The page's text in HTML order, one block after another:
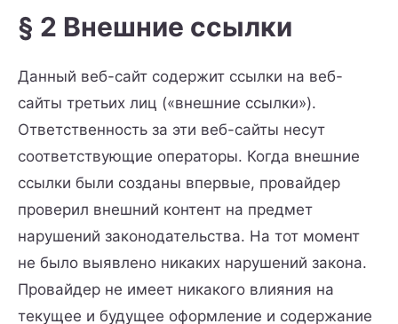
§ 2 Внешние ссылки
Данный веб-сайт содержит ссылки на веб-
сайты третьих лиц («внешние ссылки»).
Ответственность за эти веб-сайты несут
соответствующие операторы. Когда внешние
ссылки были созданы впервые, провайдер
проверил внешний контент на предмет
нарушений законодательства. На тот момент
не было выявлено никаких нарушений закона.
Провайдер не имеет никакого влияния на
текущее и будущее оформление и содержание